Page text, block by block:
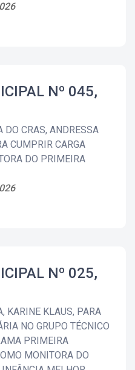
Nº 045,
DO CRAS, ANDRESSA
CUMPRIR CARGA
DO PRIMEIRA
Nº 025,
KARINE KLAUS, PARA
NO GRUPO TÉCNICO
PRIMEIRA
MONITORA DO